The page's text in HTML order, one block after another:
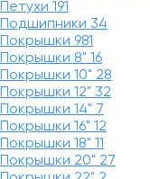
Петухи 191
Подшипники 34
Покрышки 981
Покрышки 8" 16
Покрышки 10" 28
Покрышки 12" 32
Покрышки 14" 7
Покрышки 16" 12
Покрышки 18" 11
Покрышки 20" 27